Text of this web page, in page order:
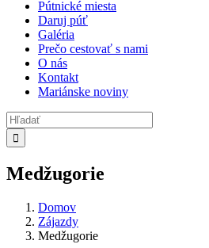
Pútnické miesta
Daruj púť
Galéria
Prečo cestovať s nami
O nás
Kontakt
Mariánske noviny
Search
for:
Medžugorie
Domov
Zájazdy
Medžugorie